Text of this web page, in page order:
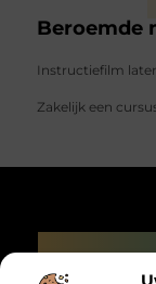
Beroemde
Instructiefilm
Zakelijk een